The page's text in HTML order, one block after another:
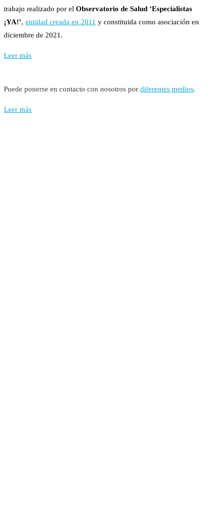
trabajo realizado por el Observatorio de Salud ‘Especialistas
¡YA!’, entidad creada en 2011 y constituida como asociación en
diciembre de 2021.
Leer más
Puede ponerse en contacto con nosotros por diferentes medios.
Leer más